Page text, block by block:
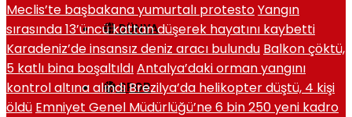
DÜNYA
SPOR
Meclis’te başbakana yumurtalı protestoYangın
sırasında 13’üncü kattan düşerek hayatını kaybetti
Karadeniz’de insansız deniz aracı bulundu Balkon çöktü,
5 katlı bina boşaltıldıAntalya’daki orman yangını
kontrol altına alındıBrezilya’da helikopter düştü, 4 kişi
öldü Emniyet Genel Müdürlüğü’ne 6 bin 250 yeni kadro